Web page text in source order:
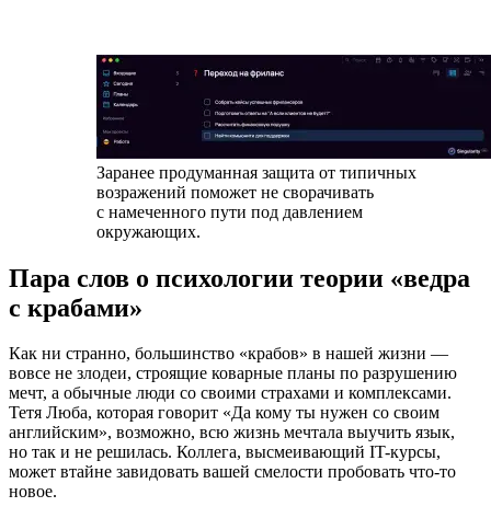
Заранее продуманная защита от типичных
возражений поможет не сворачивать
с намеченного пути под давлением
окружающих.
Пара слов о психологии теории «ведра
с крабами»
Как ни странно, большинство «крабов» в нашей жизни —
вовсе не злодеи, строящие коварные планы по разрушению
мечт, а обычные люди со своими страхами и комплексами.
Тетя Люба, которая говорит «Да кому ты нужен со своим
английским», возможно, всю жизнь мечтала выучить язык,
но так и не решилась. Коллега, высмеивающий IT-курсы,
может втайне завидовать вашей смелости пробовать что-то
новое.